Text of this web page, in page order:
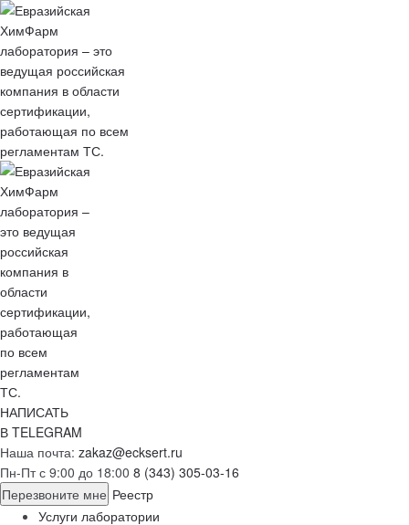
НАПИСАТЬ
В TELEGRAM
Наша почта: zakaz@ecksert.ru
Пн-Пт с 9:00 до 18:00 8 (343) 305-03-16
Перезвоните мне Реестр
Услуги лаборатории